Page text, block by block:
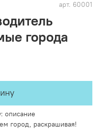
арт. 60001
города
описание
город, раскрашивая!